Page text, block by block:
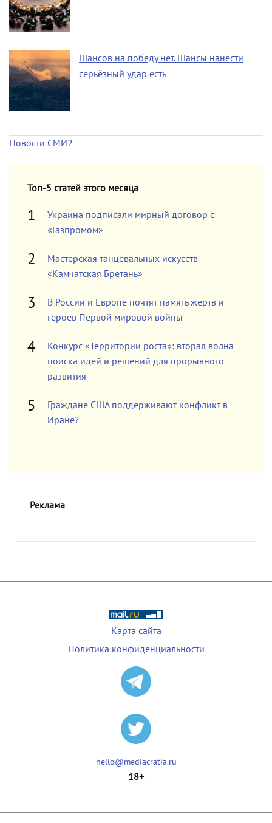
Шансов на победу нет. Шансы нанести
серьёзный удар есть
Новости СМИ2
Топ-5 статей этого месяца
Украина подписали мирный договор с
«Газпромом»
Мастерская танцевальных искусств
«Камчатская Бретань»
В России и Европе почтят память жертв и
героев Первой мировой войны
Конкурс «Территории роста»: вторая волна
поиска идей и решений для прорывного
развития
Граждане США поддерживают конфликт в
Иране?
Реклама
Карта сайта
Политика конфиденциальности
hello@mediacratia.ru
18+